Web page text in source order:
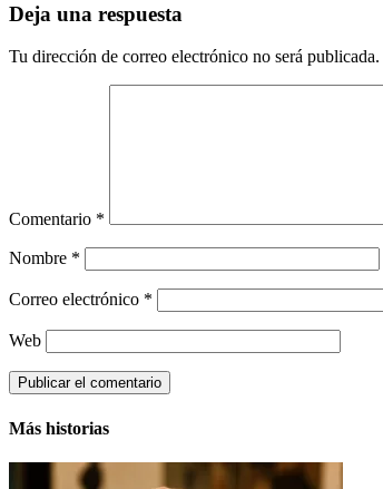
Deja una respuesta
Tu dirección de correo electrónico no será publicada.
Comentario *
Nombre *
Correo electrónico *
Web
Más historias